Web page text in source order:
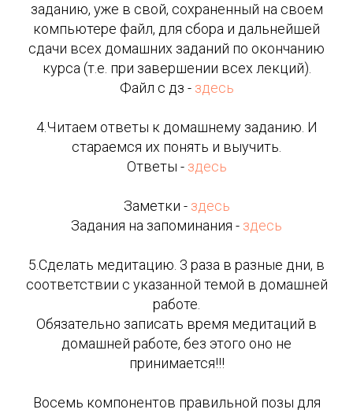
заданию, уже в свой, сохраненный на своем
компьютере файл, для сбора и дальнейшей
сдачи всех домашних заданий по окончанию
курса (т.е. при завершении всех лекций).
Файл с дз - здесь
4.Читаем ответы к домашнему заданию. И
стараемся их понять и выучить.
Ответы - здесь
Заметки - здесь
Задания на запоминания - здесь
5.Сделать медитацию. 3 раза в разные дни, в
соответствии с указанной темой в домашней
работе.
Обязательно записать время медитаций в
домашней работе, без этого оно не
принимается!!!
Восемь компонентов правильной позы для